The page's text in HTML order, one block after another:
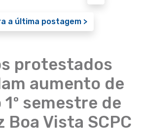
a última postagem >
protestados
aumento de
1º semestre de
Boa Vista SCPC